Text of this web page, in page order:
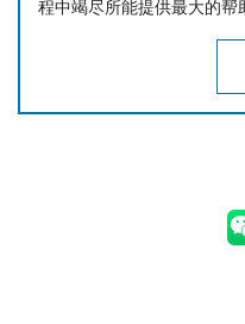
程中竭尽所能提供最大的帮